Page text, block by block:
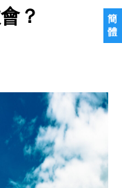
簡
體
講道與神學
制與教會紀律
英语
俄語
波斯語
波蘭語
德語
？